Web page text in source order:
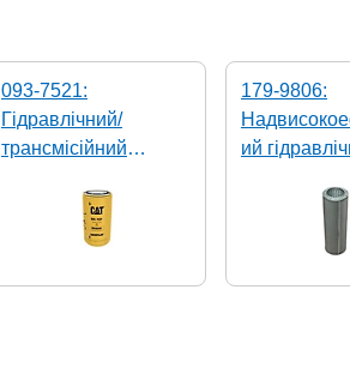
093-7521:
Гідравлічний/
трансмісійний
179-9806:
ий